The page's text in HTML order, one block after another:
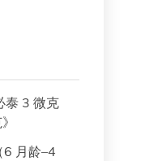
泰 3 微克
》
6 月龄–4